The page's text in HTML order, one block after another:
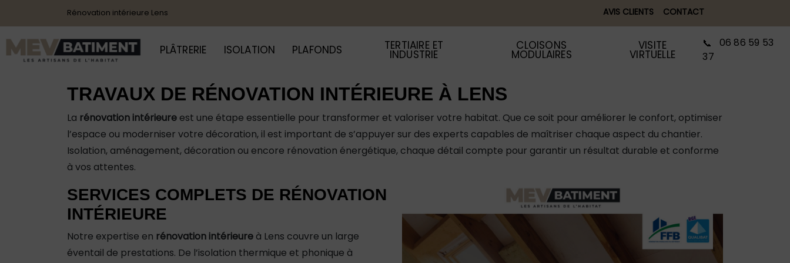
Rénovation intérieure Lens AVIS CLIENTS CONTACT
PLÂTRERIE ISOLATION PLAFONDS TERTIAIRE ET
INDUSTRIE
CLOISONS
MODULAIRES
VISITE
VIRTUELLE
06 86 59 53
37
TRAVAUX DE RÉNOVATION INTÉRIEURE À LENS
La rénovation intérieure est une étape essentielle pour transformer et valoriser votre habitat. Que ce soit pour améliorer le confort, optimiser
l’espace ou moderniser votre décoration, il est important de s’appuyer sur des experts capables de maîtriser chaque aspect du chantier.
Isolation, aménagement, décoration ou encore rénovation énergétique, chaque détail compte pour garantir un résultat durable et conforme
à vos attentes.
SERVICES COMPLETS DE RÉNOVATION
INTÉRIEURE
Notre expertise en rénovation intérieure à Lens couvre un large
éventail de prestations. De l’isolation thermique et phonique à
Panneau de gestion des cookies